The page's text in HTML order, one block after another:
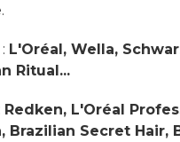
L'Oréal, Wella,
Ritual...
Redken, L'Oréal
Secret Hair,